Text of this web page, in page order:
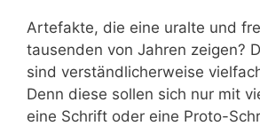
Artefakte, die eine uralte und
tausenden von Jahren zeigen?
sind verständlicherweise
Denn diese sollen sich nur mit
eine Schrift oder eine Proto-